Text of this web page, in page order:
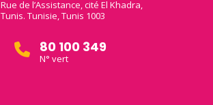
Rue de l’Assistance, cité El Khadra,
Tunis. Tunisie, Tunis 1003
80 100 349
N° vert